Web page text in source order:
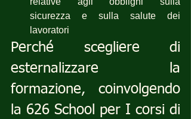
sicurezza e sulla salute dei
lavoratori
Perché scegliere di
esternalizzare la
formazione, coinvolgendo
la 626 School per I corsi di